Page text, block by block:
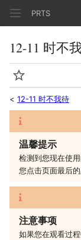
PRTS
12-11 时不
监视
< 12-11 时不我待
温馨提示
检测到您现在使
您点击页面最后的
注意事项
如果您在观看过